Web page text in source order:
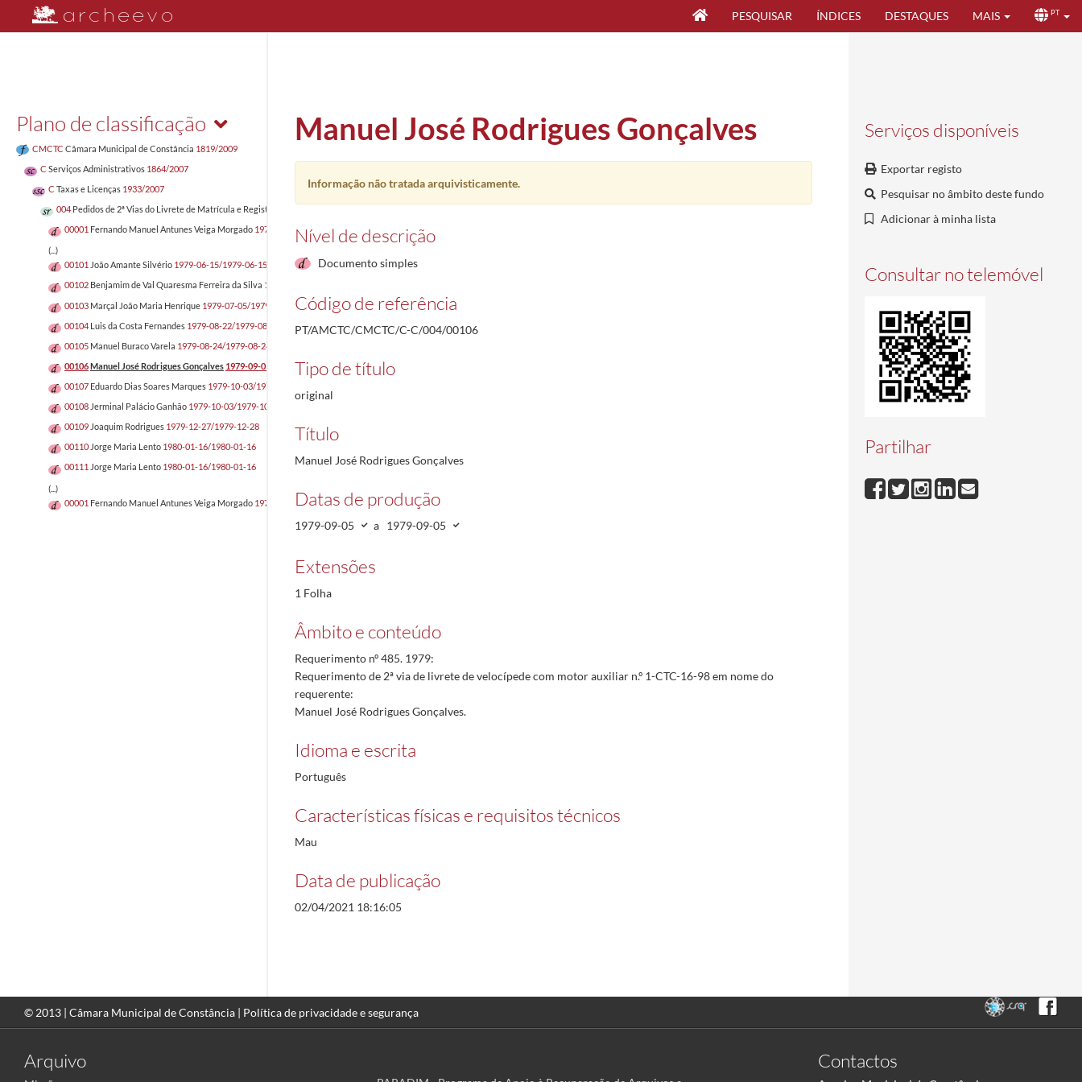
PESQUISAR ÍNDICES DESTAQUES MAIS PT
Plano de classificação
CMCTC Câmara Municipal de Constância 1819/2009
C Serviços Administrativos 1864/2007
C Taxas e Licenças 1933/2007
004 Pedidos de 2ª Vias do Livrete de Matrícula e Registo de Velocípedes
00001 Fernando Manuel Antunes Veiga Morgado 1970-10-08/1970-10-08
(...)
00101 João Amante Silvério 1979-06-15/1979-06-15
00102 Benjamim de Val Quaresma Ferreira da Silva 1979-06-27/1979-06-27
00103 Marçal João Maria Henrique 1979-07-05/1979-07-05
00104 Luis da Costa Fernandes 1979-08-22/1979-08-23
00105 Manuel Buraco Varela 1979-08-24/1979-08-24
00106Manuel José Rodrigues Gonçalves 1979-09-05/1979-09-05
00107 Eduardo Dias Soares Marques 1979-10-03/1979-10-03
00108 Jerminal Palácio Ganhão 1979-10-03/1979-10-03
00109 Joaquim Rodrigues 1979-12-27/1979-12-28
00110 Jorge Maria Lento 1980-01-16/1980-01-16
00111 Jorge Maria Lento 1980-01-16/1980-01-16
(...)
00001 Fernando Manuel Antunes Veiga Morgado 1970-10-08/1970-10-08
Serviços disponíveis
Exportar registo
Pesquisar no âmbito deste fundo
Adicionar à minha lista
Consultar no telemóvel
Partilhar
Manuel José Rodrigues Gonçalves
Informação não tratada arquivisticamente.
Nível de descrição
Documento simples
Código de referência
PT/AMCTC/CMCTC/C-C/004/00106
Tipo de título
original
Título
Manuel José Rodrigues Gonçalves
Datas de produção
1979-09-05 a 1979-09-05
Extensões
1 Folha
Âmbito e conteúdo
Requerimento nº 485. 1979:
Requerimento de 2ª via de livrete de velocípede com motor auxiliar n.º 1-CTC-16-98 em nome do
requerente:
Manuel José Rodrigues Gonçalves.
Idioma e escrita
Português
Características físicas e requisitos técnicos
Mau
Data de publicação
02/04/2021 18:16:05
© 2013 | Câmara Municipal de Constância | Política de privacidade e segurança
Arquivo Contactos